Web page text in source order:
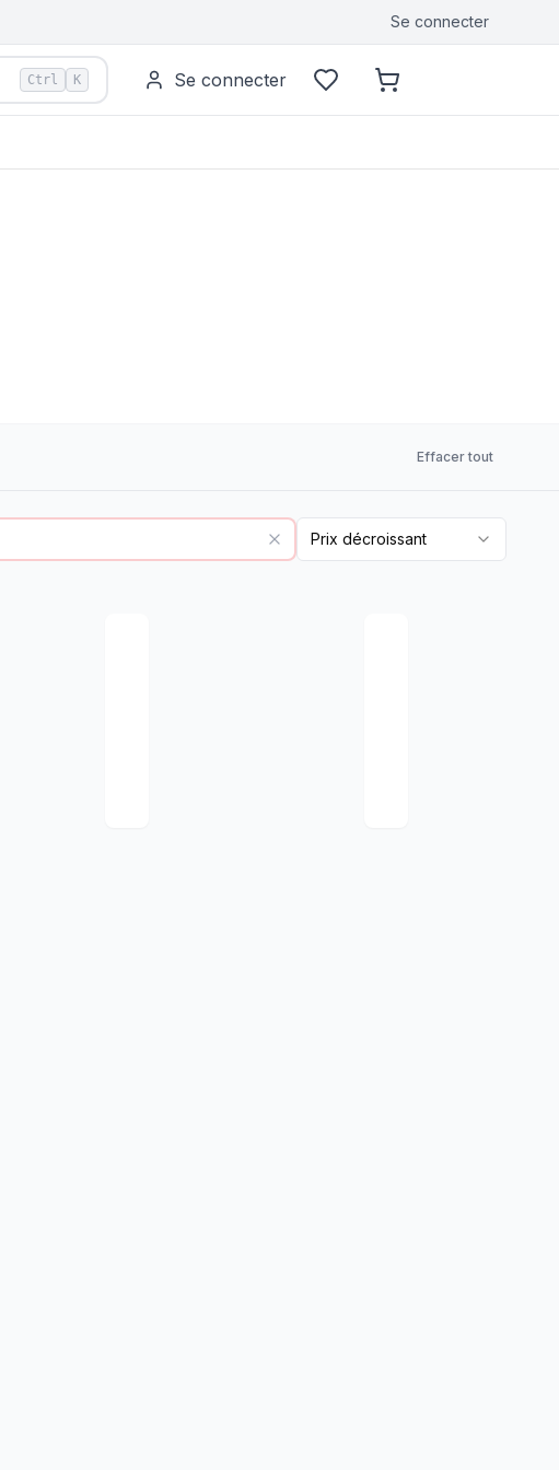
Se connecter
Ctrl K Se connecter
Effacer tout
Prix décroissant